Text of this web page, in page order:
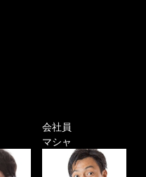
会社員
マシャ